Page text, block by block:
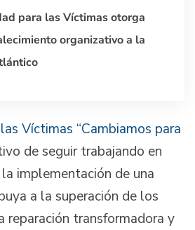
para las Víctimas otorga
organizativo a la
Víctimas “Cambiamos para
de seguir trabajando en
implementación de una
a la superación de los
reparación transformadora y